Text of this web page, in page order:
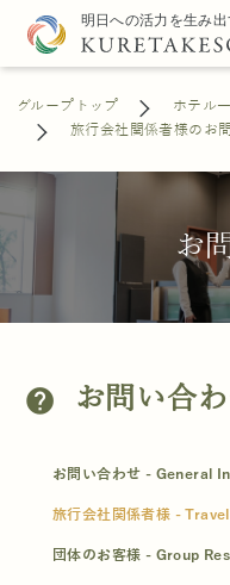
グループトップ ホテル
旅行会社関係者様のお
お
help お問い合
お問い合わせ - General
旅行会社関係者様 -
団体のお客様 - Group